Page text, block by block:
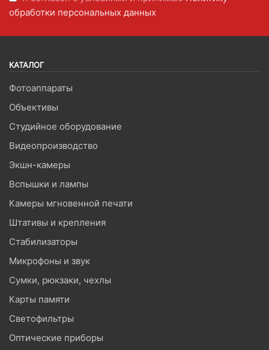
обработки персональных данных
КАТАЛОГ
Фотоаппараты
Объективы
Студийное оборудование
Видеопроизводство
Экшн-камеры
Вспышки и лампы
Камеры мгновенной печати
Штативы и крепления
Стабилизаторы
Микрофоны и звук
Сумки, рюкзаки, чехлы
Карты памяти
Светофильтры
Оптические приборы